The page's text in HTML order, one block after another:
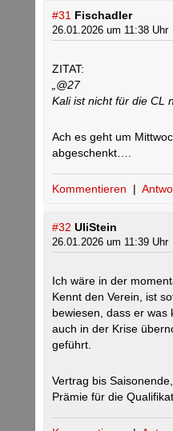
#31 Fischadler
26.01.2026 um 11:38 Uhr
ZITAT:
„@27
Kali ist nicht für die CL
Ach es geht um
abgeschenkt….
Kommentieren |
#32 UliStein
26.01.2026 um 11:39 Uhr
Ich wäre in der
Kennt den Verein, ist
bewiesen, dass er was
auch in der Krise
geführt.
Vertrag bis
Prämie für die